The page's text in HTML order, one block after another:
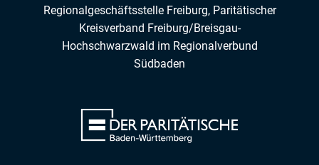
Regionalgeschäftsstelle Freiburg, Paritätischer
Kreisverband Freiburg/Breisgau-
Hochschwarzwald im Regionalverbund
Südbaden